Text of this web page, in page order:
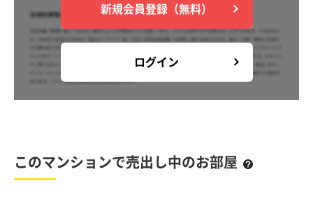
新規会員登録（無料）
ログイン
このマンションで売出し中のお部屋